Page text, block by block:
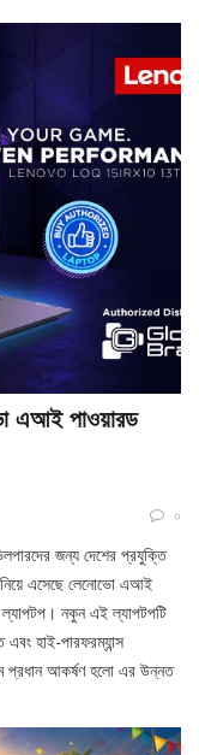
এআই পাওয়ারড
০
জন্য দেশের প্রযুক্তি
নিয়ে এসেছে লেনোভো এআই
ল্যাপটপ। নকুন এই ল্যাপটপটি
হাই-পারফরম্যান্স
প্রধান আকর্ষণ হলো এর উন্নত